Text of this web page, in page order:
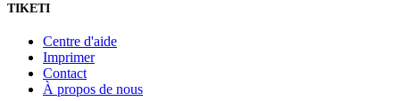
TIKETI
Centre d'aide
Imprimer
Contact
À propos de nous